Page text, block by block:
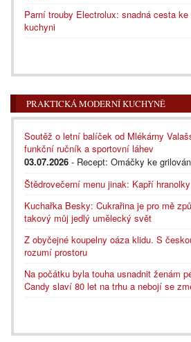
Parní trouby Electrolux: snadná cesta
kuchyni
PRAKTICKÁ MODERNÍ KUCHYNĚ
Soutěž o letní balíček od Mlékárny
funkční ručník a sportovní láhev
03.07.2026 - Recept: Omáčky ke
Štědrovečerní menu jinak: Kapří
Kuchařka Besky: Cukrařina je pro mě
takový můj jedlý umělecký svět
Z obyčejné koupelny oáza klidu. S
rozumí prostoru
Na počátku byla touha usnadnit ženám
Candy slaví 80 let na trhu a nebojí se